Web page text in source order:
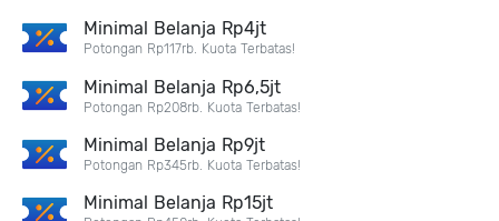
Minimal Belanja Rp4jt
Potongan Rp117rb. Kuota Terbatas!
Minimal Belanja Rp6,5jt
Potongan Rp208rb. Kuota Terbatas!
Minimal Belanja Rp9jt
Potongan Rp345rb. Kuota Terbatas!
Minimal Belanja Rp15jt